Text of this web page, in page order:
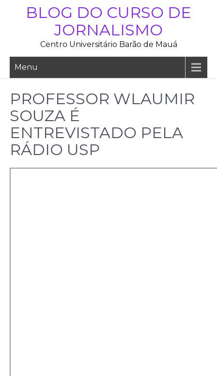
BLOG DO CURSO DE
JORNALISMO
Centro Universitário Barão de Mauá
Menu
PROFESSOR WLAUMIR
SOUZA É
ENTREVISTADO PELA
RÁDIO USP